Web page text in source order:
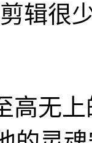
辑很
高无